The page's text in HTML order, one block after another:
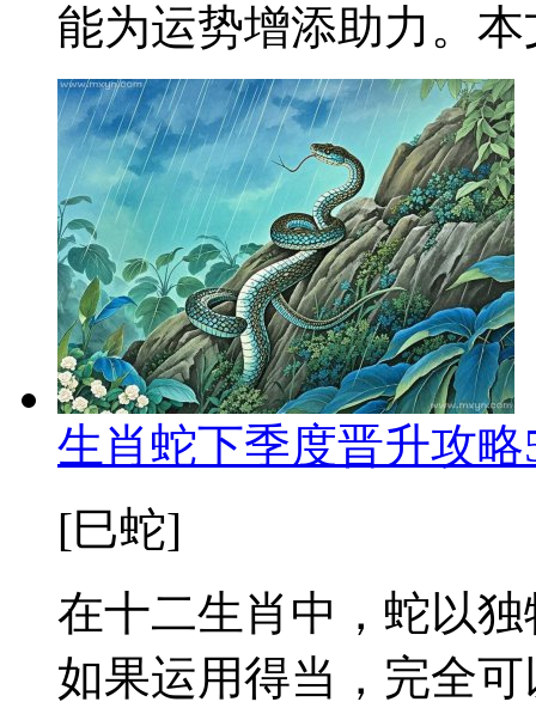
能为运势增添助力。
生肖蛇下季度晋升攻
[巳蛇]
在十二生肖中，蛇以
如果运用得当，完全